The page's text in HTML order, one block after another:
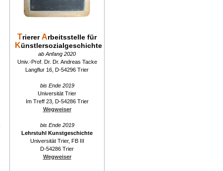
Trierer Arbeitsstelle für
Künstlersozialgeschichte
ab Anfang 2020
Univ.-Prof. Dr. Dr. Andreas Tacke
Langflur 16, D-54296 Trier
bis Ende 2019
Universität Trier
Im Treff 23, D-54286 Trier
Wegweiser
bis Ende 2019
Lehrstuhl Kunstgeschichte
Universität Trier, FB III
D-54286 Trier
Wegweiser